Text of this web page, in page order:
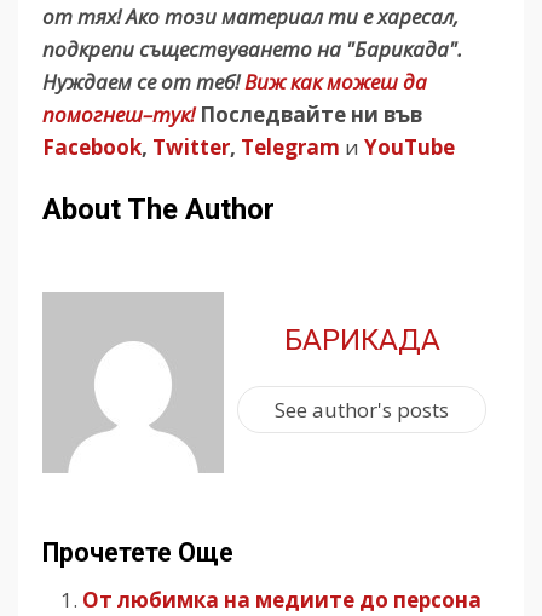
от тях! Ако този материал ти е харесал,
подкрепи съществуването на "Барикада".
Нуждаем се от теб!Виж как можеш да
помогнеш–тук! Последвайте ни във
Facebook, Twitter, Telegram и YouTube
About The Author
БАРИКАДА
See author's posts
Прочетете Още
От любимка на медиите до персона